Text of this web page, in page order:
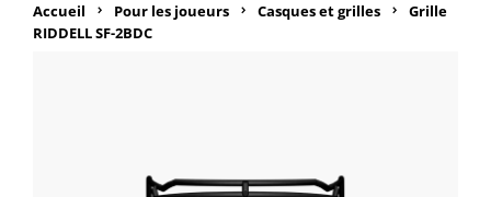
Accueil Pour les joueurs Casques et grilles
Grille
RIDDELL SF-2BDC